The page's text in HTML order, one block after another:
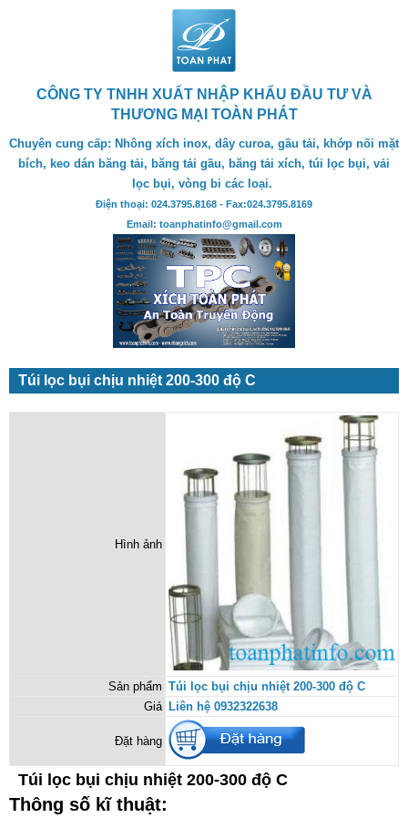
CÔNG TY TNHH XUẤT NHẬP KHẨU ĐẦU TƯ VÀ
THƯƠNG MẠI TOÀN PHÁT
Chuyên cung cấp: Nhông xích inox, dây curoa, gầu tải, khớp nối mặt
bích, keo dán băng tải, băng tải gầu, băng tải xích, túi lọc bụi, vải
lọc bụi, vòng bi các loại.
Điện thoại: 024.3795.8168 - Fax:024.3795.8169
Email: toanphatinfo@gmail.com
Túi lọc bụi chịu nhiệt 200-300 độ C
Hình ảnh
Sản phẩm Túi lọc bụi chịu nhiệt 200-300 độ C
Giá Liên hệ 0932322638
Đặt hàng
Túi lọc bụi chịu nhiệt 200-300 độ C
Thông số kĩ thuật: